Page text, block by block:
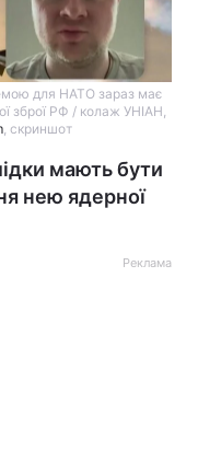
для НАТО зараз має
зброї РФ / колаж УНІАН,
, скриншот
мають бути
нею ядерної
Реклама